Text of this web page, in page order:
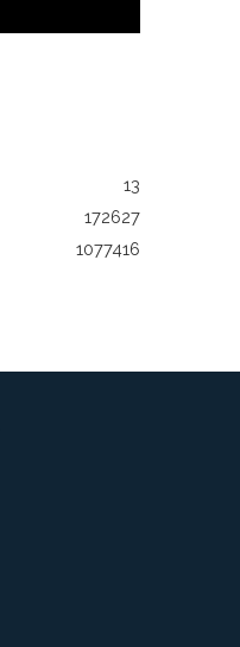
13
172627
1077416